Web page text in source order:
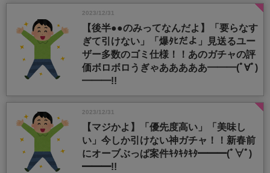
2023/12/31
【後半●●のみってなんだよ】「要らなす
ぎて引けない」「爆ﾀﾋだよ」見送るユー
ザー多数のゴミ仕様！！あのガチャの評
価ボロボロうぎゃあああああ━━━(ﾟ∀ﾟ)
━━━!!
2023/12/31
【マジかよ】「優先度高い」「美味し
い」今しか引けない神ガチャ！！新春前
にオーブぶっぱ案件ｷﾀｷﾀｷﾀ━━━(ﾟ∀ﾟ)
━━━!!